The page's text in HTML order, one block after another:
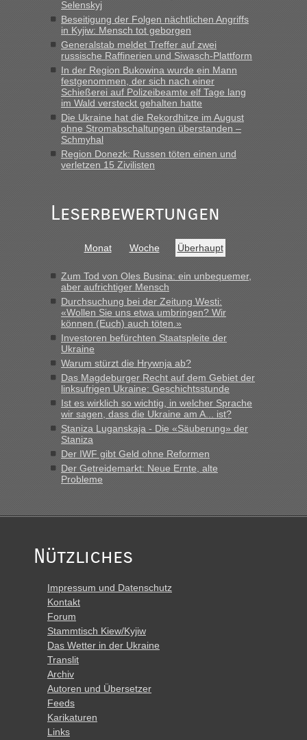
Selenskyj
Beseitigung der Folgen nächtlichen Angriffs
in Kyjiw: Mensch tot geborgen
Generalstab meldet Treffer auf zwei
russische Raffinerien und Siwasch-Plattform
In der Region Bukowina wurde ein Mann
festgenommen, der sich nach einer
Schießerei auf Polizeibeamte elf Tage lang
im Wald versteckt gehalten hatte
Die Ukraine hat die Rekordhitze im August
ohne Stromabschaltungen überstanden –
Schmyhal
Region Donezk: Russen töten einen und
verletzen 15 Zivilisten
Leserbewertungen
Monat Woche Überhaupt
Zum Tod von Oles Busina: ein unbequemer,
aber aufrichtiger Mensch
Durchsuchung bei der Zeitung Westi:
«Wollen Sie uns etwa umbringen? Wir
können (Euch) auch töten.»
Investoren befürchten Staatspleite der
Ukraine
Warum stürzt die Hrywnja ab?
Das Magdeburger Recht auf dem Gebiet der
linksufrigen Ukraine: Geschichtsstunde
Ist es wirklich so wichtig, in welcher Sprache
wir sagen, dass die Ukraine am A... ist?
Staniza Luganskaja - Die «Säuberung» der
Staniza
Der IWF gibt Geld ohne Reformen
Der Getreidemarkt: Neue Ernte, alte
Probleme
Nützliches
Impressum und Datenschutz
Kontakt
Forum
Stammtisch Kiew/Kyjiw
Das Wetter in der Ukraine
Translit
Archiv
Autoren und Übersetzer
Feeds
Karikaturen
Links